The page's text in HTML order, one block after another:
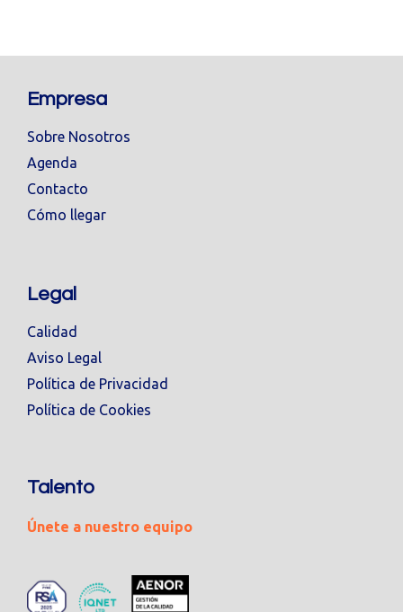
Empresa
Sobre Nosotros
Agenda
Contacto
Cómo llegar
Legal
Calidad
Aviso Legal
Política de Privacidad
Política de Cookies
Talento
Únete a nuestro equipo